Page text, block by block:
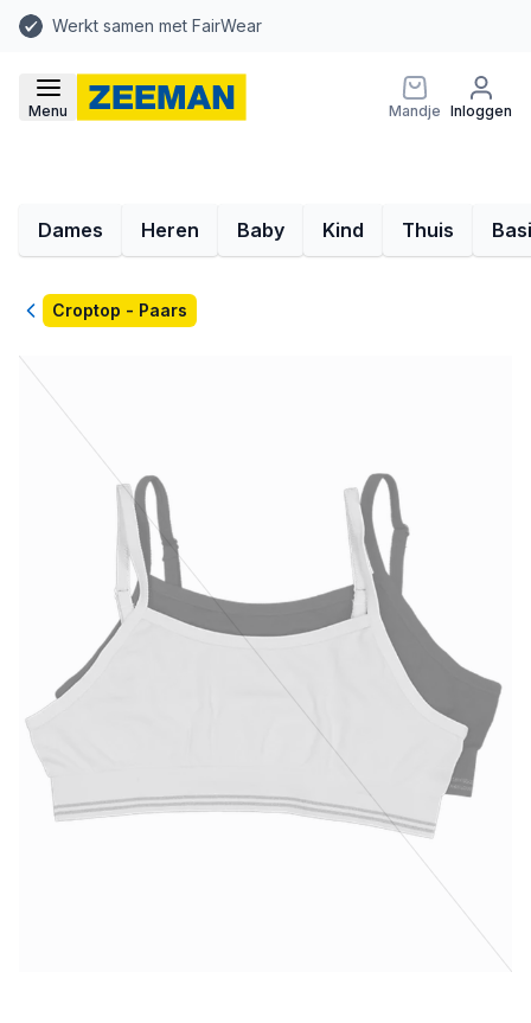
Werkt samen met FairWear
Menu Mandje Inloggen
Dames Heren Baby Kind Thuis
TerugCroptop - Paars